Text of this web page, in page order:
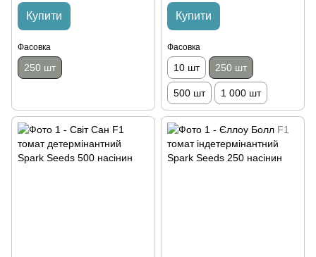
Купити
Фасовка
250 шт
Купити
Фасовка
10 шт 250 шт
500 шт 1 000 шт